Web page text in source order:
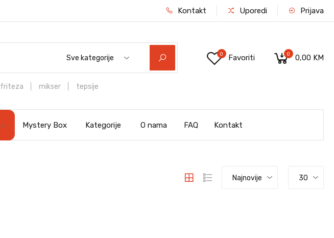
Kontakt Uporedi Prijava
Sve kategorije
friteza mikser tepsije
0 Favoriti 0 0,00 KM
Mystery Box Kategorije O nama FAQ Kontakt
Najnovije 30